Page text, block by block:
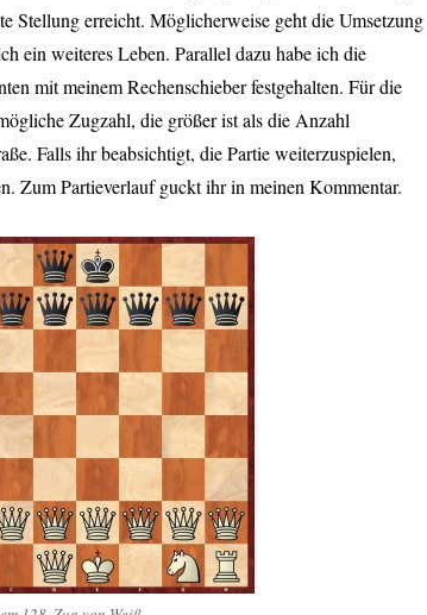
Stellung erreicht. Möglicherweise geht die Umsetzung
ein weiteres Leben. Parallel dazu habe ich die
mit meinem Rechenschieber festgehalten. Für die
Zugzahl, die größer ist als die Anzahl
Falls ihr beabsichtigt, die Partie weiterzuspielen,
Zum Partieverlauf guckt ihr in meinen Kommentar.